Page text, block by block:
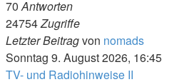
70Antworten
24754Zugriffe
Letzter Beitragvon nomads
Sonntag 9. August 2026, 16:45
TV- und Radiohinweise II